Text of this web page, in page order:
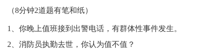
（8分钟2道题有笔和纸）
1、你晚上值班接到出警电话，有群体性事件发生。
2、消防员执勤去世，你认为值不值？